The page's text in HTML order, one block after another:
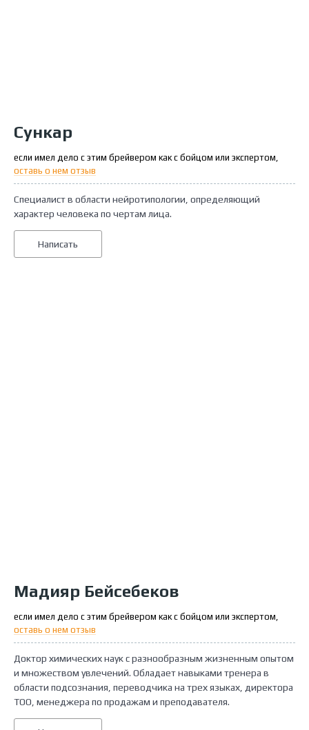
Сункар
если имел дело с этим брейвером как с бойцом или экспертом,
оставь о нем отзыв
Специалист в области нейротипологии, определяющий
характер человека по чертам лица.
Написать
Мадияр Бейсебеков
если имел дело с этим брейвером как с бойцом или экспертом,
оставь о нем отзыв
Доктор химических наук с разнообразным жизненным опытом
и множеством увлечений. Обладает навыками тренера в
области подсознания, переводчика на трех языках, директора
ТОО, менеджера по продажам и преподавателя.